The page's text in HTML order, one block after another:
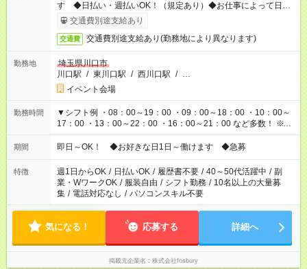
す ◆日払い・週払いOK！（規定あり）◆お仕事によって日給も
異なります
交通費別途支給あり
交通費 交通費別途支給あり(勤務地により異なります)
勤務地
埼玉県川口市
川口駅 / 東川口駅 / 西川口駅 / …
イベント会場
勤務時間
▼シフト例 ・08：00～19：00 ・09：00～18：00 ・10：00～
17：00 ・13：00～22：00 ・16：00～21：00 など多数！ ※お
仕事により勤務時間が異なります
期間 即日～OK！ ◆お好きな日1日～働けます ◆急募
特徴 週1日からOK / 日払いOK / 履歴書不要 / 40～50代活躍中 / 副
業・WワークOK / 服装自由 / シフト勤務 / 10名以上の大量募
集 / 電話対応なし / パソコンスキル不要
気になる！ 応募する 詳細へ
掲載元企業名 株式会社fosbury